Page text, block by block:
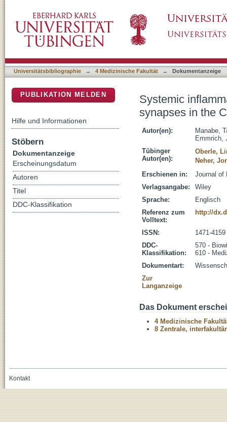
ageing
Universitätsbibliographie → 4 Medizinische Fakultät → Dokumentanzeige
Systemic
synapses in the
Autor(en):
Manabe,
Emmrich,
Tübinger
Autor(en):
Oberle,
Neher,
Erschienen in:
Journal of
Verlagsangabe:
Wiley
Sprache:
Englisch
Referenz zum
Volltext:
http://
ISSN:
1471-4159
DDC-
Klassifikation:
570 -
610 -
Dokumentart:
Zur
Langanzeige
Das Dokument
4 Medizinische
8 Zentrale,
PUBLIKATION MELDEN
Hilfe und Informationen
Stöbern
Dokumentanzeige
Erscheinungsdatum
Autoren
Titel
DDC-Klassifikation
Kontakt